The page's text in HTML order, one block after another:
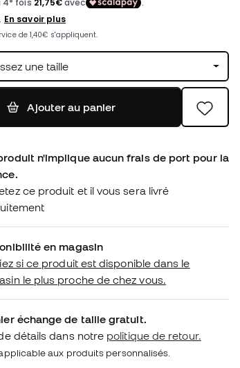
une taille
Ajouter au panier
n'implique aucun frais de port pour la
ce produit et il vous sera livré
en magasin
si ce produit est disponible dans le
le plus proche de chez vous.
échange de taille gratuit.
détails dans notre politique de retour.
aux produits personnalisés.